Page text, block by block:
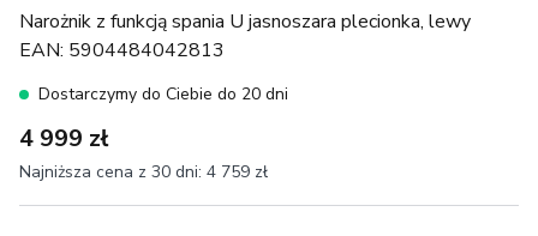
Narożnik z funkcją spania U jasnoszara plecionka, lewy
EAN: 5904484042813
Dostarczymy do Ciebie do 20 dni
4 999 zł
Najniższa cena z 30 dni: 4 759 zł